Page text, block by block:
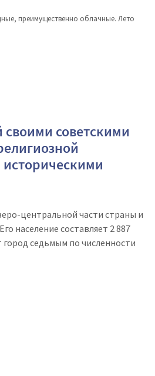
преимущественно облачные. Лето
своими советскими
историческими
центральной части страны и
население составляет 2 887
город седьмым по численности